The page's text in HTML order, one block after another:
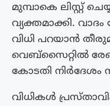
മുമ്പാകെ ലിസ്റ്റ്
വ്യക്തമാക്കി.
വിധി പറയാൻ
വെബ്സൈറ്റിൽ
കോടതി നിർദേശം
വിധികൾ